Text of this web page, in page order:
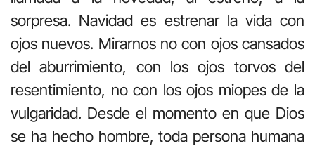
sorpresa. Navidad es estrenar la vida con
ojos nuevos. Mirarnos no con ojos cansados
del aburrimiento, con los ojos torvos del
resentimiento, no con los ojos miopes de la
vulgaridad. Desde el momento en que Dios
se ha hecho hombre, toda persona humana